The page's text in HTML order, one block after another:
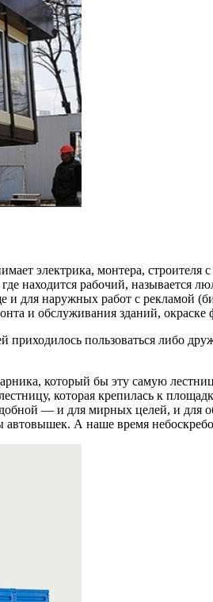
электрика, монтера,
находится рабочий, называется
и для наружных работ с рекламой
и обслуживания зданий, окраске
пользоваться либо
который бы эту самую
которая крепилась к
— и для мирных целей, и для
автовышек. А наше время